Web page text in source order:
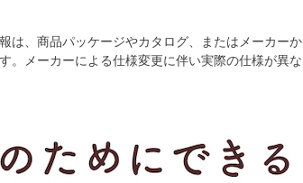
は、商品パッケージやカタログ、またはメーカーか
。メーカーによる仕様変更に伴い実際の仕様が異な